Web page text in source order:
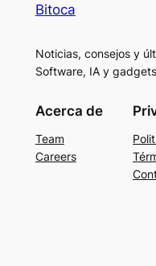
Bitoca
Noticias, consejos y
Software, IA y gadgets
Acerca de
Team
Careers